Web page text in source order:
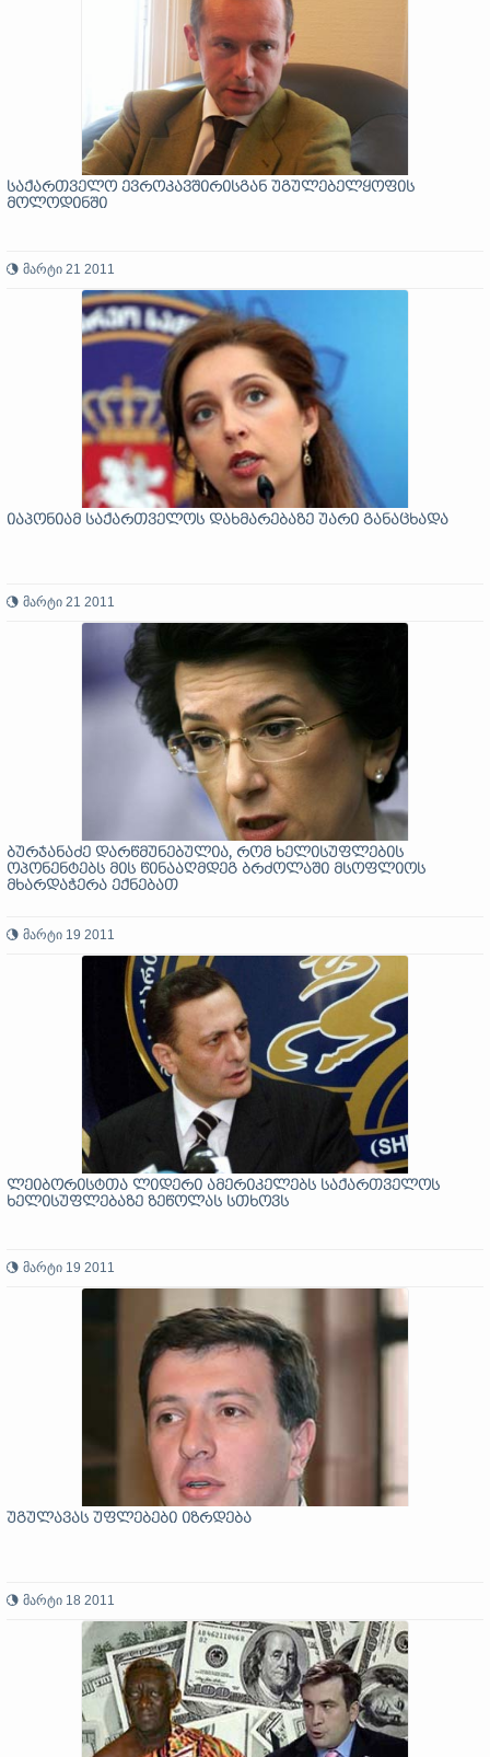
საქართველო ევროკავშირისგან უგულებელყოფის
მოლოდინში
მარტი 21 2011
იაპონიამ საქართველოს დახმარებაზე უარი განაცხადა
მარტი 21 2011
ბურჯანაძე დარწმუნებულია, რომ ხელისუფლების
ოპონენტებს მის წინააღმდეგ ბრძოლაში მსოფლიოს
მხარდაჭერა ექნებათ
მარტი 19 2011
ლეიბორისტთა ლიდერი ამერიკელებს საქართველოს
ხელისუფლებაზე ზეწოლას სთხოვს
მარტი 19 2011
უგულავას უფლებები იზრდება
მარტი 18 2011